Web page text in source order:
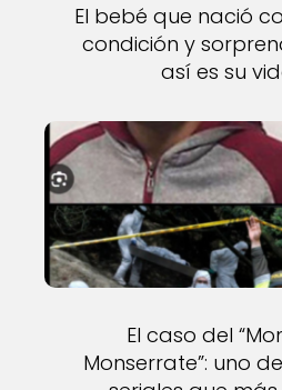
El bebé que nació
condición y
así es su
El caso del
Monserrate”: uno